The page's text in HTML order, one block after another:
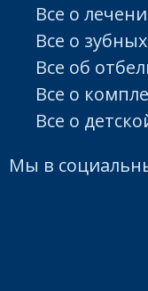
Все о
Все о
Все об
Все о
Все о
Мы в